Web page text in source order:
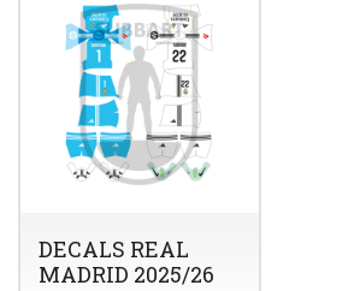
DECALS REAL
MADRID 2025/26